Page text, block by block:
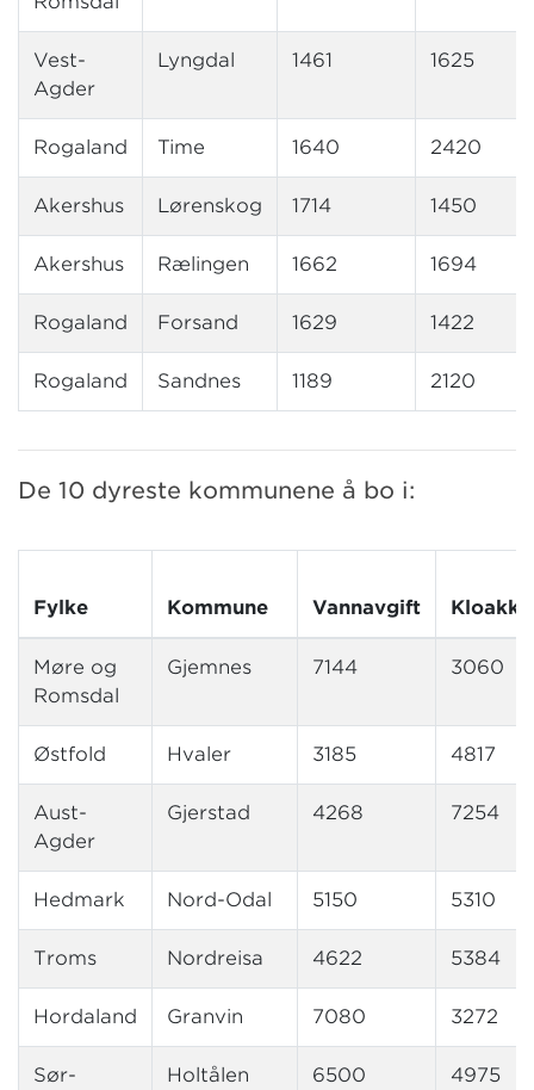
Vest-
Agder
Lyngdal 1461 1625
Rogaland Time 1640 2420
Akershus Lørenskog 1714 1450
Akershus Rælingen 1662 1694
Rogaland Forsand 1629 1422
Rogaland Sandnes 1189 2120
De 10 dyreste kommunene å bo i:
Fylke Kommune Vannavgift
Møre og
Romsdal
Gjemnes 7144 3060
Østfold Hvaler 3185 4817
Aust-
Agder
Gjerstad 4268 7254
Hedmark Nord-Odal 5150 5310
Troms Nordreisa 4622 5384
Hordaland Granvin 7080 3272
Sør-
Holtålen 6500 4975